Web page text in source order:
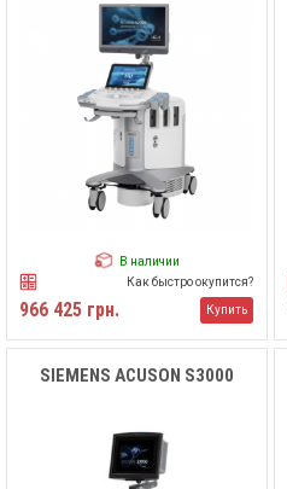
В наличии
Как быстро окупится?
966 425 грн. Купить
SIEMENS ACUSON S3000